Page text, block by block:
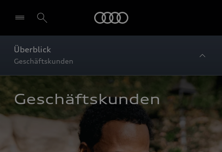
Überblick
Geschäftskunden
Geschäftskunden